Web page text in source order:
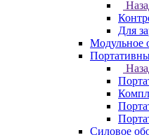
Для
Модульное
Силовое